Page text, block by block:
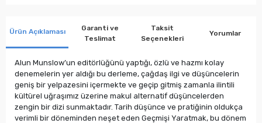
Ürün Açıklaması
Garanti ve
Teslimat
Taksit
Seçenekleri
Yorumlar
Alun Munslow’un editörlüğünü yaptığı, özlü ve hazmı kolay
denemelerin yer aldığı bu derleme, çağdaş ilgi ve düşüncelerin
geniş bir yelpazesini içermekte ve geçip gitmiş zamanla ilintili
kültürel uğraşımız üzerine makul alternatif düşüncelerden
zengin bir dizi sunmaktadır. Tarih düşünce ve pratiğinin oldukça
verimli bir döneminden neşet eden Geçmişi Yaratmak, bu dönem